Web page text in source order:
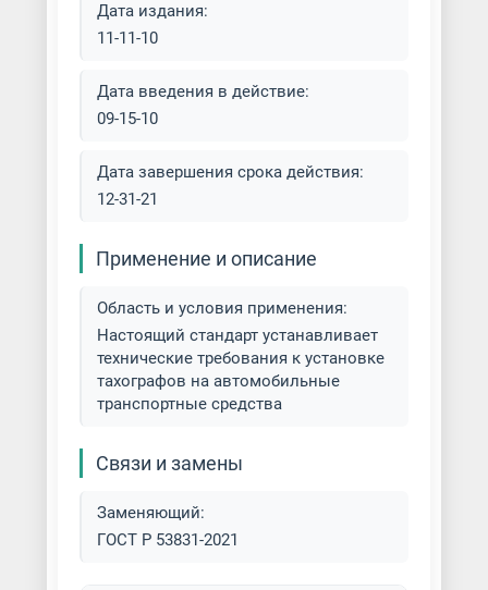
Дата издания:
11-11-10
Дата введения в действие:
09-15-10
Дата завершения срока действия:
12-31-21
Применение и описание
Область и условия применения:
Настоящий стандарт устанавливает
технические требования к установке
тахографов на автомобильные
транспортные средства
Связи и замены
Заменяющий:
ГОСТ Р 53831-2021